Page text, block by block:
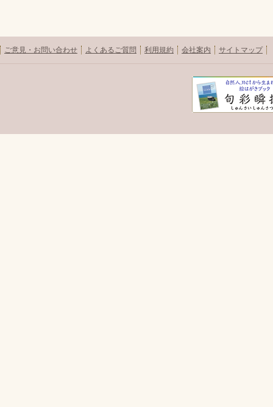
ご意見・お問い合わせ よくあるご質問 利用規約 会社案内 サイトマップ